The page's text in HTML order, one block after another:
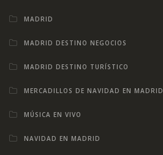
MADRID
MADRID DESTINO NEGOCIOS
MADRID DESTINO TURÍSTICO
MERCADILLOS DE NAVIDAD EN MADRID
MÚSICA EN VIVO
NAVIDAD EN MADRID